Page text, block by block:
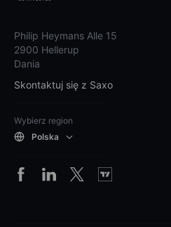
Philip Heymans Alle 15
2900 Hellerup
Dania
Skontaktuj się z Saxo
Wybierz region
Polska